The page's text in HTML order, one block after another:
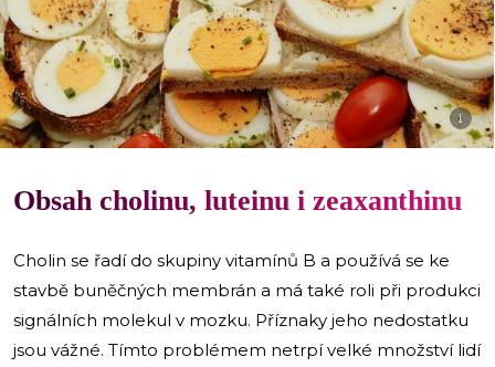
i
Obsah cholinu, luteinu i zeaxanthinu
Cholin se řadí do skupiny vitamínů B a používá se ke
stavbě buněčných membrán a má také roli při produkci
signálních molekul v mozku. Příznaky jeho nedostatku
jsou vážné. Tímto problémem netrpí velké množství lidí